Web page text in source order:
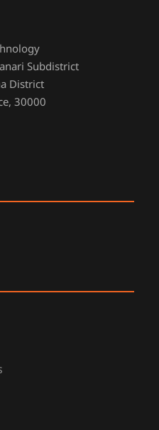
Subdistrict
District
30000